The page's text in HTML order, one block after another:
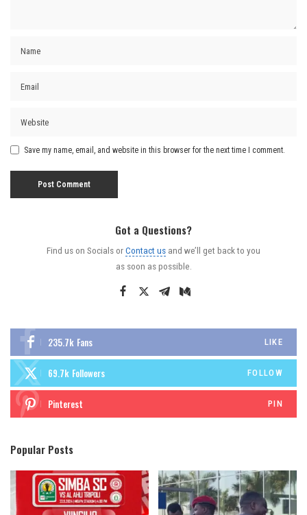
Save my name, email, and website in this browser for the next time I comment.
Got a Questions?
Find us on Socials orContact us and we’ll get back to you
as soon as possible.
235.7k Fans LIKE
69.7k Followers FOLLOW
Pinterest PIN
Popular Posts